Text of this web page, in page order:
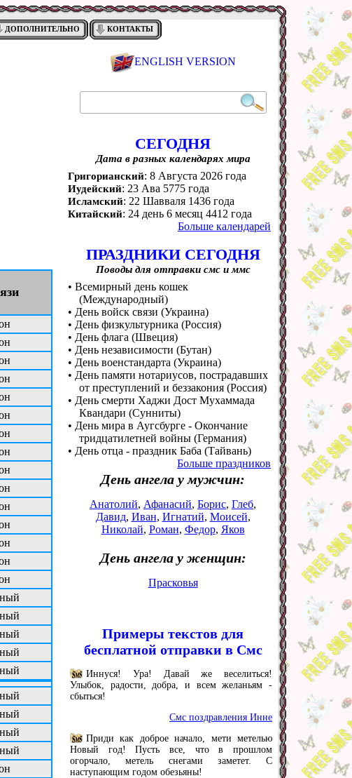
ДОПОЛНИТЕЛЬНО КОНТАКТЫ
ENGLISH VERSION
СЕГОДНЯ
Дата в разных календарях мира
Григорианский: 8 Августа 2026 года
Иудейский: 23 Ава 5775 года
Исламский: 22 Шавваля 1436 года
Китайский: 24 день 6 месяц 4412 года
Больше календарей
ПРАЗДНИКИ СЕГОДНЯ
Поводы для отправки смс и ммс
• Всемирный день кошек
(Международный)
• День войск связи (Украина)
• День физкультурника (Россия)
• День флага (Швеция)
• День независимости (Бутан)
• День военстандарта (Украина)
• День памяти нотариусов, пострадавших
от преступлений и беззакония (Россия)
• День смерти Хаджи Дост Мухаммада
Квандари (Сунниты)
• День мира в Аугсбурге - Окончание
тридцатилетней войны (Германия)
• День отца - праздник Баба (Тайвань)
Больше праздников
День ангела у мужчин:
Анатолий, Афанасий, Борис, Глеб,
Давид, Иван, Игнатий, Моисей,
Николай, Роман, Федор, Яков
День ангела у женщин:
Прасковья
Примеры текстов для
бесплатной отправки в Смс
Иннуся! Ура! Давай же веселиться!
Улыбок, радости, добра, и всем желаньям -
сбыться!
Смс поздравления Инне
Приди как доброе начало, мети метелью
Новый год! Пусть все, что в прошлом
огорчало, метель снегами заметет. С
наступающим годом обезьяны!